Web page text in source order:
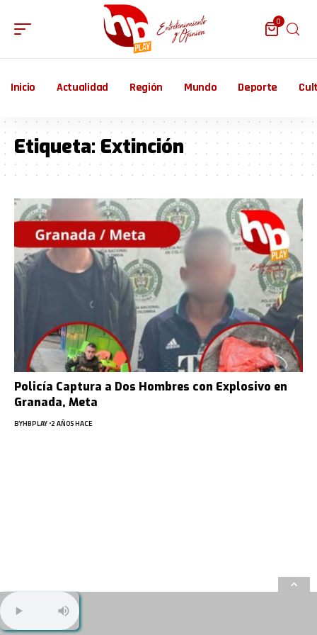
0
Inicio Actualidad Región Mundo Deporte
Etiqueta:Extinción
Policía Captura a Dos Hombres con Explosivo en
Granada, Meta
BYHBPLAY 2 AÑOS HACE